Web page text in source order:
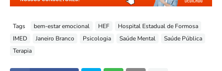
Tags bem-estar emocional HEF
Hospital Estadual de Formosa
IMED
Janeiro Branco Psicologia Saúde Mental
Saúde Pública
Terapia